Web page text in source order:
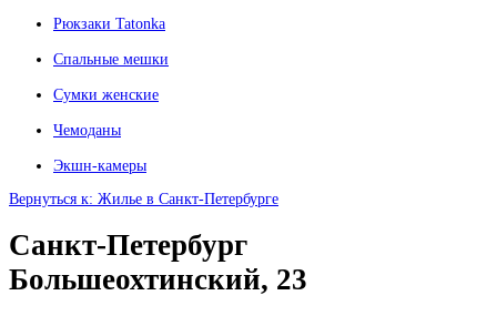
Рюкзаки Tatonka
Спальные мешки
Сумки женские
Чемоданы
Экшн-камеры
Вернуться к: Жилье в Санкт-Петербурге
Санкт-Петербург
Большеохтинский, 23